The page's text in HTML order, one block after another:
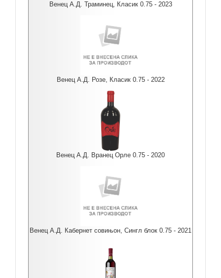
Венец А.Д. Траминец, Класик 0.75 - 2023
Венец А.Д. Розе, Класик 0.75 - 2022
Венец А.Д. Вранец Орле 0.75 - 2020
Венец А.Д. Кабернет совињон, Сингл блок 0.75 - 2021